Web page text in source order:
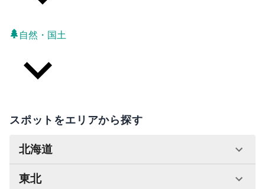
自然・国土
スポットをエリアから探す
北海道
東北